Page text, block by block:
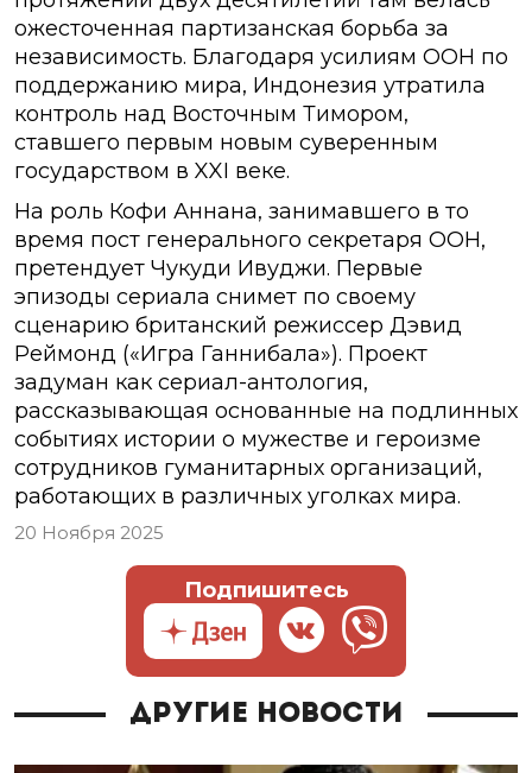
ожесточенная партизанская борьба за
независимость. Благодаря усилиям ООН по
поддержанию мира, Индонезия утратила
контроль над Восточным Тимором,
ставшего первым новым суверенным
государством в XXI веке.
На роль Кофи Аннана, занимавшего в то
время пост генерального секретаря ООН,
претендует Чукуди Ивуджи. Первые
эпизоды сериала снимет по своему
сценарию британский режиссер Дэвид
Реймонд («Игра Ганнибала»). Проект
задуман как сериал-антология,
рассказывающая основанные на подлинных
событиях истории о мужестве и героизме
сотрудников гуманитарных организаций,
работающих в различных уголках мира.
20 Ноября 2025
Подпишитесь
Другие новости